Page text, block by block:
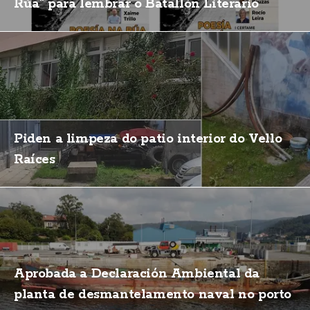
Rúa" para lembrar o Batallón Literario
Piden a limpeza do patio interior do Vello
Raíces
Aprobada a Declaración Ambiental da
planta de desmantelamento naval no porto